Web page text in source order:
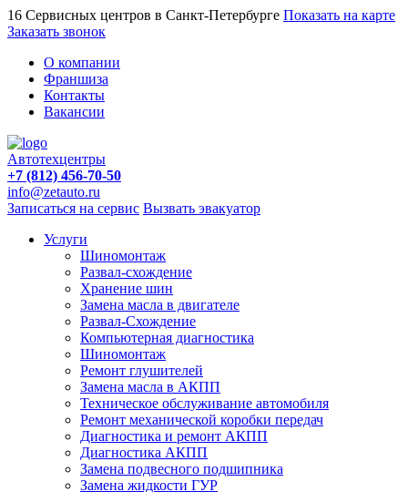
16 Сервисных центров в Санкт-Петербурге Показать на карте
Заказать звонок
О компании
Франшиза
Контакты
Вакансии
Автотехцентры
+7 (812) 456-70-50
info@zetauto.ru
Записаться на сервис Вызвать эвакуатор
Услуги
Шиномонтаж
Развал-схождение
Хранение шин
Замена масла в двигателе
Развал-Схождение
Компьютерная диагностика
Шиномонтаж
Ремонт глушителей
Замена масла в АКПП
Техническое обслуживание автомобиля
Ремонт механической коробки передач
Диагностика и ремонт АКПП
Диагностика АКПП
Замена подвесного подшипника
Замена жидкости ГУР